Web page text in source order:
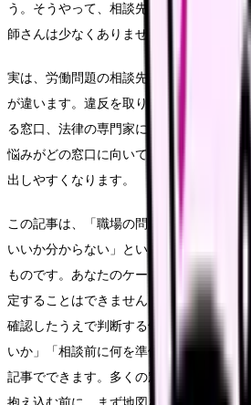
う。そうやって、相談先が分からないま
師さんは少なくありません。
実は、労働問題の相談先にはいくつかの
が違います。違反を取り締まる窓口、中
る窓口、法律の専門家につなぐ窓口、職
悩みがどの窓口に向いているかを知れば
出しやすくなります。
この記事は、「職場の問題を相談したい
いいか分からない」という看護師さん向
ものです。あなたのケースが違法かどう
定することはできません。それは窓口の
確認したうえで判断する領域です。けれ
いか」「相談前に何を準備すればよいか
記事でできます。多くの窓口は無料・予